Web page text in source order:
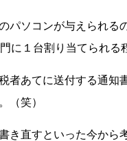
パソコンが与えられる
に１台割り当てられる
者あてに送付する通知
（笑）
き直すといった今から